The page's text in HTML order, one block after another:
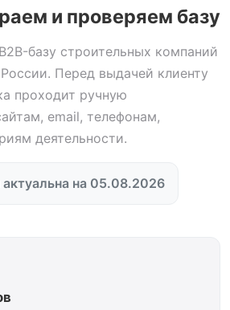
и проверяем базу
базу строительных компаний
Перед выдачей клиенту
проходит ручную
email, телефонам,
деятельности.
на 05.08.2026